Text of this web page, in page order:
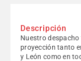
Descripción
Nuestro despacho
proyección tanto
y León como en